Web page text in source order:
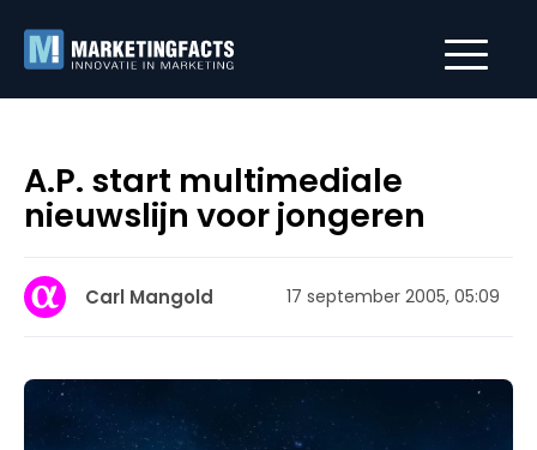
A.P. start multimediale
nieuwslijn voor jongeren
Carl Mangold 17 september 2005, 05:09